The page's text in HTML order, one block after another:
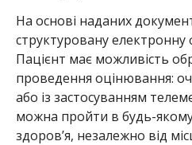
На основі наданих
структуровану
Пацієнт має можливість
проведення оцінювання:
або із застосуванням
можна пройти в будь-
здоров’я, незалежно від